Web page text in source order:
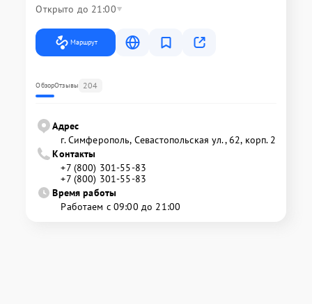
Открыто до 21:00
Маршрут
ОбзорОтзывы 204
Адрес
г. Симферополь, Севастопольская ул., 62, корп. 2
Контакты
+7 (800) 301-55-83
+7 (800) 301-55-83
Время работы
Работаем с 09:00 до 21:00